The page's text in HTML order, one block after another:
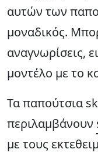
αυτών των
μοναδικός.
αναγνωρίσεις,
μοντέλο με το
Τα παπούτσια
περιλαμβάνουν
με τους